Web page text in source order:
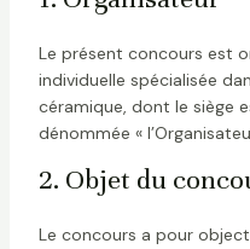
Le présent concours est
individuelle spécialisée
céramique, dont le siège
dénommée «
2. Objet du
Le concours a pour